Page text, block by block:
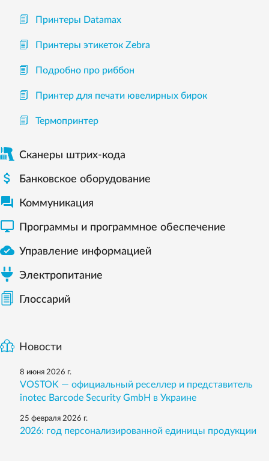
Принтеры Datamax
Принтеры этикеток Zebra
Подробно про риббон
Принтер для печати ювелирных бирок
Термопринтер
Сканеры штрих-кода
 Банковское оборудование
 Коммуникация
 Программы и программное обеспечение
 Управление информацией
Электропитание
Глоссарий
Новости
8 июня 2026 г.
VOSTOK — официальный реселлер и представитель
inotec Barcode Security GmbH в Украине
25 февраля 2026 г.
2026: год персонализированной единицы продукции